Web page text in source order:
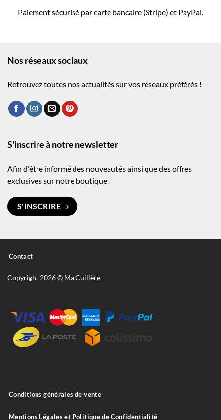
Paiement sécurisé par carte bancaire (Stripe) et PayPal.
Nos réseaux sociaux
Retrouvez toutes nos actualités sur vos réseaux préférés !
S'inscrire à notre newsletter
Afin d'être informé des nouveautés ainsi que des offres
exclusives sur notre boutique !
S'INSCRIRE
Contact
Copyright 2026 © Ma Cuillère
Conditions générales de vente
Mentions Légales et Politique de Confidentialité